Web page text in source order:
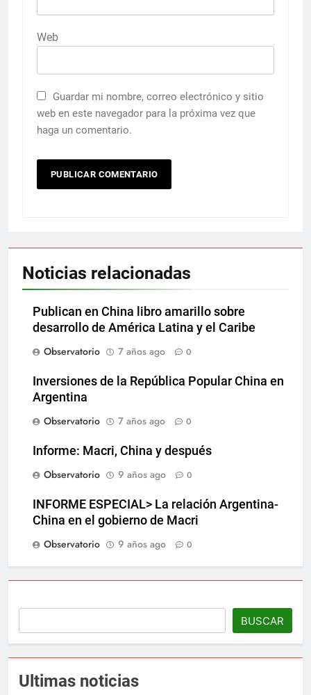
Web
Guardar mi nombre, correo electrónico y sitio
web en este navegador para la próxima vez que
haga un comentario.
Noticias relacionadas
Publican en China libro amarillo sobre
desarrollo de América Latina y el Caribe
Observatorio
7 años ago 0
Inversiones de la República Popular China en
Argentina
Observatorio
7 años ago 0
Informe: Macri, China y después
Observatorio
9 años ago 0
INFORME ESPECIAL> La relación Argentina-
China en el gobierno de Macri
Observatorio
9 años ago 0
BUSCAR
Ultimas noticias